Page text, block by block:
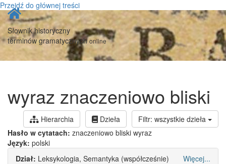
Przejdź do głównej treści
Strona
główna
Słownik historyczny
terminów gramatycznychonline
wyraz znaczeniowo bliski
Hierarchia Dzieła
Filtr: wszystkie dzieła
Hasło w cytatach: znaczeniowo bliski wyraz
Język: polski
Dział: Leksykologia, Semantyka (współcześnie) Więcej...